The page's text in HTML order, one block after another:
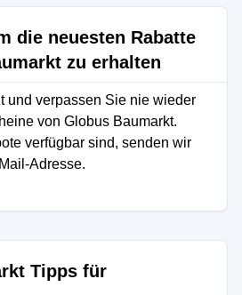
die neuesten Rabatte
zu erhalten
und verpassen Sie nie wieder
von Globus Baumarkt.
verfügbar sind, senden wir
Adresse.
Tipps für